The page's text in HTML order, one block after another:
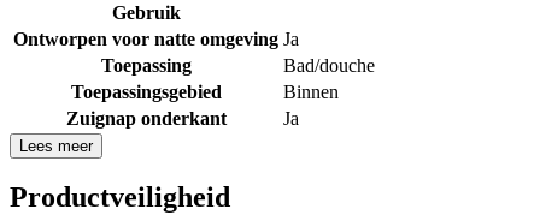
Gebruik
Ontworpen voor natte omgeving Ja
Toepassing
Bad/douche
Toepassingsgebied
Binnen
Zuignap onderkant
Ja
Lees meer
Productveiligheid